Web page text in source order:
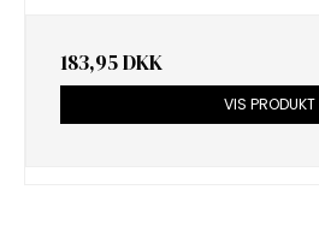
183,95 DKK
VIS PRODUKT